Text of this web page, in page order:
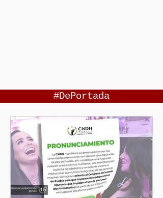
#DePortada